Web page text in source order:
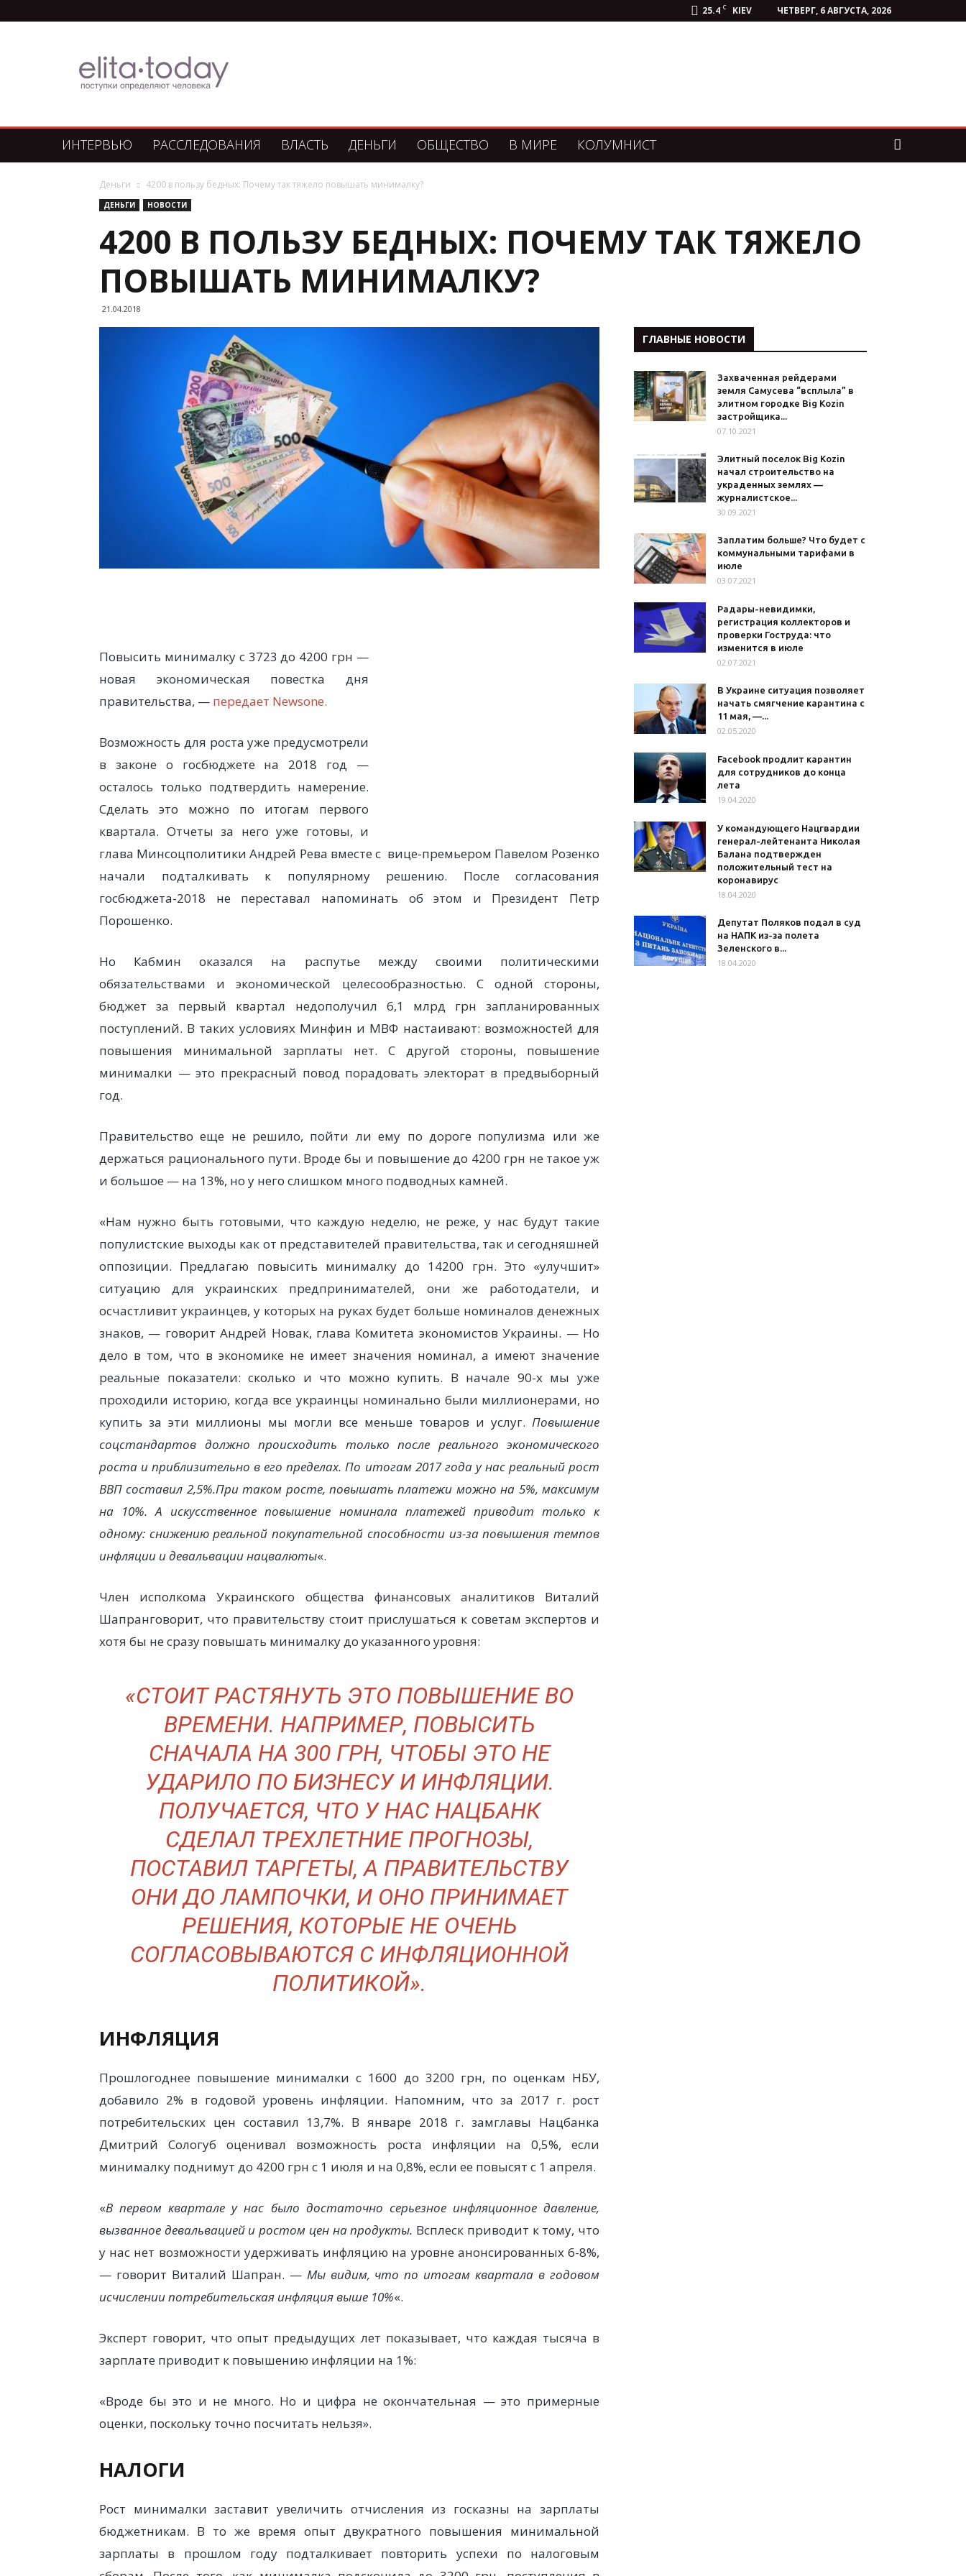
25.4 C KIEV ЧЕТВЕРГ, 6 АВГУСТА, 2026
Сегодня
ИНТЕРВЬЮ РАССЛЕДОВАНИЯ ВЛАСТЬ ДЕНЬГИ ОБЩЕСТВО В МИРЕ КОЛУМНИСТ
Деньги 4200 в пользу бедных: Почему так тяжело повышать минималку?
ДЕНЬГИ НОВОСТИ
4200 В ПОЛЬЗУ БЕДНЫХ: ПОЧЕМУ ТАК ТЯЖЕЛО
ПОВЫШАТЬ МИНИМАЛКУ?
21.04.2018
Повысить минималку с 3723 до 4200 грн —
новая экономическая повестка дня
правительства, — передает Newsone.
Возможность для роста уже предусмотрели
в законе о госбюджете на 2018 год —
осталось только подтвердить намерение.
Сделать это можно по итогам первого
квартала. Отчеты за него уже готовы, и
глава Минсоцполитики Андрей Рева вместе с вице-премьером Павелом Розенко
начали подталкивать к популярному решению. После согласования
госбюджета-2018 не переставал напоминать об этом и Президент Петр
Порошенко.
Но Кабмин оказался на распутье между своими политическими
обязательствами и экономической целесообразностью. С одной стороны,
бюджет за первый квартал недополучил 6,1 млрд грн запланированных
поступлений. В таких условиях Минфин и МВФ настаивают: возможностей для
повышения минимальной зарплаты нет. С другой стороны, повышение
минималки — это прекрасный повод порадовать электорат в предвыборный
год.
Правительство еще не решило, пойти ли ему по дороге популизма или же
держаться рационального пути. Вроде бы и повышение до 4200 грн не такое уж
и большое — на 13%, но у него слишком много подводных камней.
«Нам нужно быть готовыми, что каждую неделю, не реже, у нас будут такие
популистские выходы как от представителей правительства, так и сегодняшней
оппозиции. Предлагаю повысить минималку до 14200 грн. Это «улучшит»
ситуацию для украинских предпринимателей, они же работодатели, и
осчастливит украинцев, у которых на руках будет больше номиналов денежных
знаков, — говорит Андрей Новак, глава Комитета экономистов Украины. — Но
дело в том, что в экономике не имеет значения номинал, а имеют значение
реальные показатели: сколько и что можно купить. В начале 90-х мы уже
проходили историю, когда все украинцы номинально были миллионерами, но
купить за эти миллионы мы могли все меньше товаров и услуг. Повышение
соцстандартов должно происходить только после реального экономического
роста и приблизительно в его пределах. По итогам 2017 года у нас реальный рост
ВВП составил 2,5%.При таком росте, повышать платежи можно на 5%, максимум
на 10%. А искусственное повышение номинала платежей приводит только к
одному: снижению реальной покупательной способности из-за повышения темпов
инфляции и девальвации нацвалюты«.
Член исполкома Украинского общества финансовых аналитиков Виталий
Шапранговорит, что правительству стоит прислушаться к советам экспертов и
хотя бы не сразу повышать минималку до указанного уровня:
«СТОИТ РАСТЯНУТЬ ЭТО ПОВЫШЕНИЕ ВО
ВРЕМЕНИ. НАПРИМЕР, ПОВЫСИТЬ
СНАЧАЛА НА 300 ГРН, ЧТОБЫ ЭТО НЕ
УДАРИЛО ПО БИЗНЕСУ И ИНФЛЯЦИИ.
ПОЛУЧАЕТСЯ, ЧТО У НАС НАЦБАНК
СДЕЛАЛ ТРЕХЛЕТНИЕ ПРОГНОЗЫ,
ПОСТАВИЛ ТАРГЕТЫ, А ПРАВИТЕЛЬСТВУ
ОНИ ДО ЛАМПОЧКИ, И ОНО ПРИНИМАЕТ
РЕШЕНИЯ, КОТОРЫЕ НЕ ОЧЕНЬ
СОГЛАСОВЫВАЮТСЯ С ИНФЛЯЦИОННОЙ
ПОЛИТИКОЙ».
ИНФЛЯЦИЯ
Прошлогоднее повышение минималки с 1600 до 3200 грн, по оценкам НБУ,
добавило 2% в годовой уровень инфляции. Напомним, что за 2017 г. рост
потребительских цен составил 13,7%. В январе 2018 г. замглавы Нацбанка
Дмитрий Сологуб оценивал возможность роста инфляции на 0,5%, если
минималку поднимут до 4200 грн с 1 июля и на 0,8%, если ее повысят с 1 апреля.
«В первом квартале у нас было достаточно серьезное инфляционное давление,
вызванное девальвацией и ростом цен на продукты. Всплеск приводит к тому, что
у нас нет возможности удерживать инфляцию на уровне анонсированных 6-8%,
— говорит Виталий Шапран. — Мы видим, что по итогам квартала в годовом
исчислении потребительская инфляция выше 10%«.
Эксперт говорит, что опыт предыдущих лет показывает, что каждая тысяча в
зарплате приводит к повышению инфляции на 1%:
«Вроде бы это и не много. Но и цифра не окончательная — это примерные
оценки, поскольку точно посчитать нельзя».
НАЛОГИ
Рост минималки заставит увеличить отчисления из госказны на зарплаты
бюджетникам. В то же время опыт двукратного повышения минимальной
зарплаты в прошлом году подталкивает повторить успехи по налоговым
ГЛАВНЫЕ НОВОСТИ
Захваченная рейдерами
земля Самусева “всплыла” в
элитном городке Big Kozin
застройщика...
07.10.2021
Элитный поселок Big Kozin
начал строительство на
украденных землях —
журналистское...
30.09.2021
Заплатим больше? Что будет с
коммунальными тарифами в
июле
03.07.2021
Радары-невидимки,
регистрация коллекторов и
проверки Гоструда: что
изменится в июле
02.07.2021
В Украине ситуация позволяет
начать смягчение карантина с
11 мая, —...
02.05.2020
Facebook продлит карантин
для сотрудников до конца
лета
19.04.2020
У командующего Нацгвардии
генерал-лейтенанта Николая
Балана подтвержден
положительный тест на
коронавирус
18.04.2020
Депутат Поляков подал в суд
на НАПК из-за полета
Зеленского в...
18.04.2020